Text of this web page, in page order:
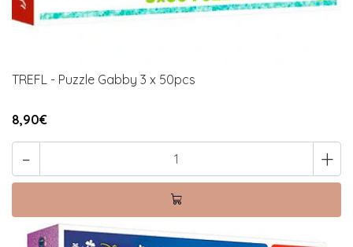
TREFL - Puzzle Gabby 3 x 50pcs
8,90€
- +